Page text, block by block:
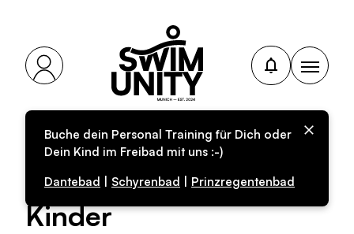
Buche dein Personal Training für Dich oder
Dein Kind im Freibad mit uns :-)
Dantebad
Schyrenbad Prinzregentenbad
Personal-Training für
fortgeschrittene
Kinder